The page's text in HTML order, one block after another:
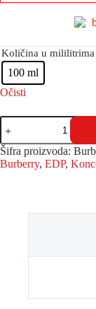
Količina u mililitrima
100 ml
Očisti
Šifra proizvoda:
Burberry, EDP,